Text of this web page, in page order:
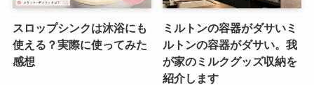
スロップシンクは沐浴にも
使える？実際に使ってみた
感想
ミルトンの容器がダサいミ
ルトンの容器がダサい。我
が家のミルクグッズ収納を
紹介します